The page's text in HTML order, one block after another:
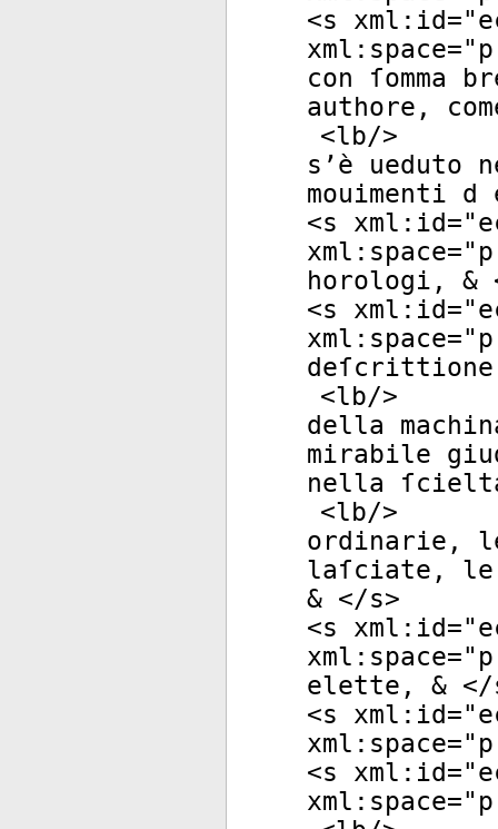
<s xml:id="
xml:space="
con ſomma
authore,
<lb/>
s’è ueduto
mouimenti
<s xml:id="
xml:space="
horologi, &
<s xml:id="
xml:space="
deſcrittione
<lb/>
della
mirabile
nella
<lb/>
ordinarie,
laſciate,
& </s>
<s xml:id="
xml:space="
elette, & </
<s xml:id="
xml:space="
<s xml:id="
xml:space="